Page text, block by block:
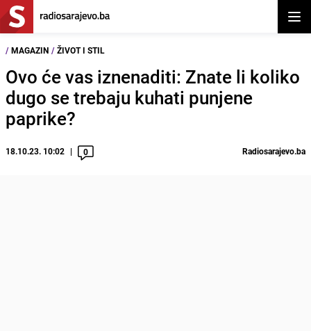
/ MAGAZIN / ŽIVOT I STIL
Ovo će vas iznenaditi: Znate li koliko
dugo se trebaju kuhati punjene
paprike?
18.10.23. 10:02 0 Radiosarajevo.ba